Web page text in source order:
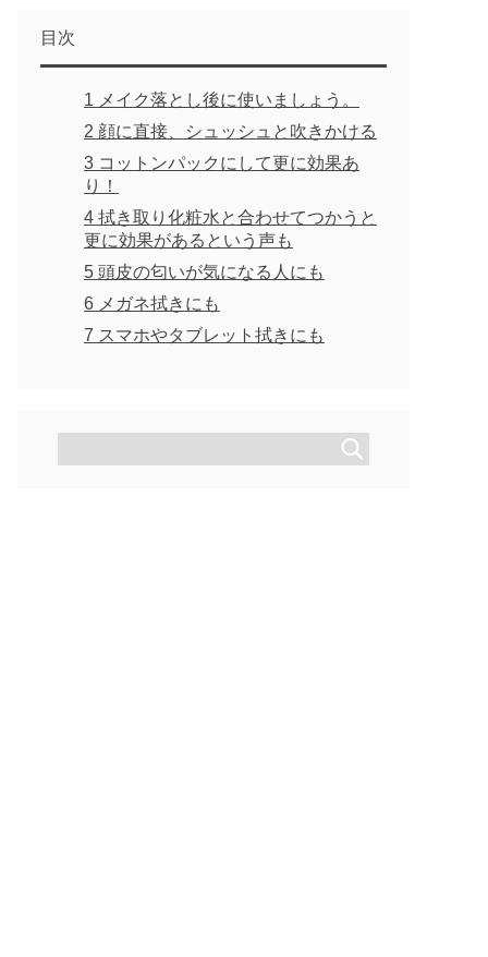
目次
1 メイク落とし後に使いましょう。
2 顔に直接、シュッシュと吹きかける
3 コットンパックにして更に効果あ
り！
4 拭き取り化粧水と合わせてつかうと
更に効果があるという声も
5 頭皮の匂いが気になる人にも
6 メガネ拭きにも
7 スマホやタブレット拭きにも